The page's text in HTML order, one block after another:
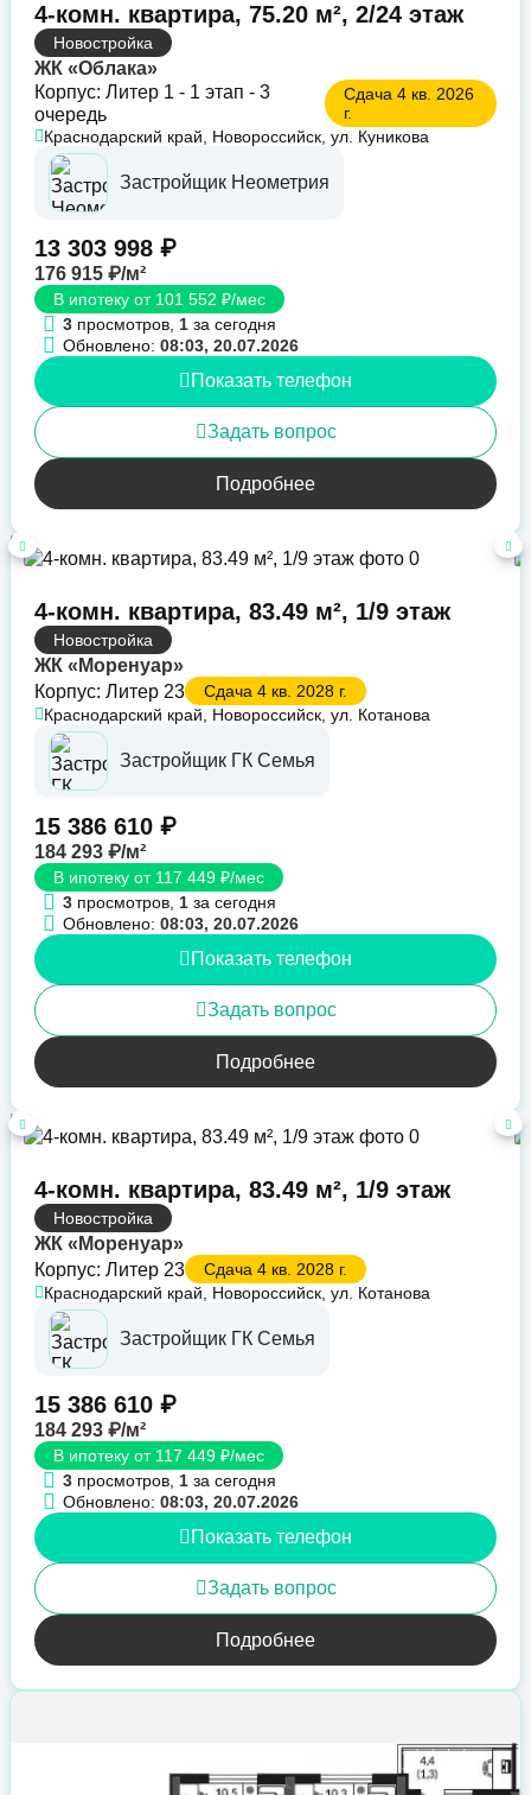
4-комн. квартира, 75.20 м², 2/24 этаж
Новостройка
ЖК «Облака»
Корпус: Литер 1 - 1 этап - 3
очередь
Сдача 4 кв. 2026
г.
Краснодарский край, Новороссийск, ул. Куникова
Застройщик Неометрия
13 303 998 ₽
176 915 ₽/м²
В ипотеку от 101 552 ₽/мес
3 просмотров, 1 за сегодня
Обновлено: 08:03, 20.07.2026
Показать телефон
Задать вопрос
Подробнее
4-комн. квартира, 83.49 м², 1/9 этаж
Новостройка
ЖК «Моренуар»
Корпус: Литер 23
Сдача 4 кв. 2028 г.
Краснодарский край, Новороссийск, ул. Котанова
Застройщик ГК Семья
15 386 610 ₽
184 293 ₽/м²
В ипотеку от 117 449 ₽/мес
3 просмотров, 1 за сегодня
Обновлено: 08:03, 20.07.2026
Показать телефон
Задать вопрос
Подробнее
4-комн. квартира, 83.49 м², 1/9 этаж
Новостройка
ЖК «Моренуар»
Корпус: Литер 23
Сдача 4 кв. 2028 г.
Краснодарский край, Новороссийск, ул. Котанова
Застройщик ГК Семья
15 386 610 ₽
184 293 ₽/м²
В ипотеку от 117 449 ₽/мес
3 просмотров, 1 за сегодня
Обновлено: 08:03, 20.07.2026
Показать телефон
Задать вопрос
Подробнее